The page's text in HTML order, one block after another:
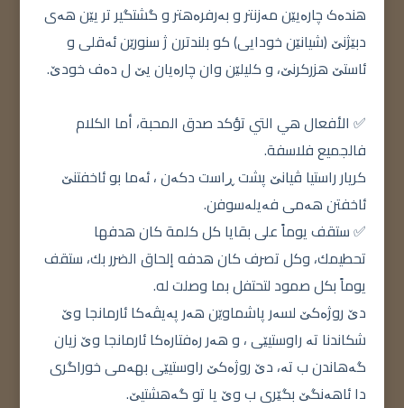
هندەک چارەیێن مەزنتر و بەرفرەهتر و گشتگیر تر یێن هەی
دبێژنێ (شیانێن خودایی) کو بلندترن ژ سنورێن ئەقلی و
ئاستێ هزرکرنێ، و کلیلێن وان چارەیان یێ ل دەف خودێ.
✅ الأفعال هي التي تؤكد صدق المحبة، أما الكلام
فالجميع فلاسفة.
کریار راستیا ڤیانێ پشت ڕاست دکەن ، ئەما بو ئاخفتنێ
ئاخفتن هەمی فەیلەسوفن.
✅ ستقف يوماً على بقايا كل كلمة كان هدفها
تحطيمك، وكل تصرف كان هدفه إلحاق الضرر بك، ستقف
يوماً بكل صمود لتحتفل بما وصلت له.
دێ روژەکێ لسەر پاشماوێن هەر پەیڤەکا ئارمانجا وێ
شکاندنا تە راوستیێی ، و هەر رەفتارەکا ئارمانجا وێ زیان
گەهاندن ب تە، دێ روژەکێ راوستیێی بهەمی خوراگری
دا ئاهەنگێ بگێری ب وێ یا تو گەهشتیێ.